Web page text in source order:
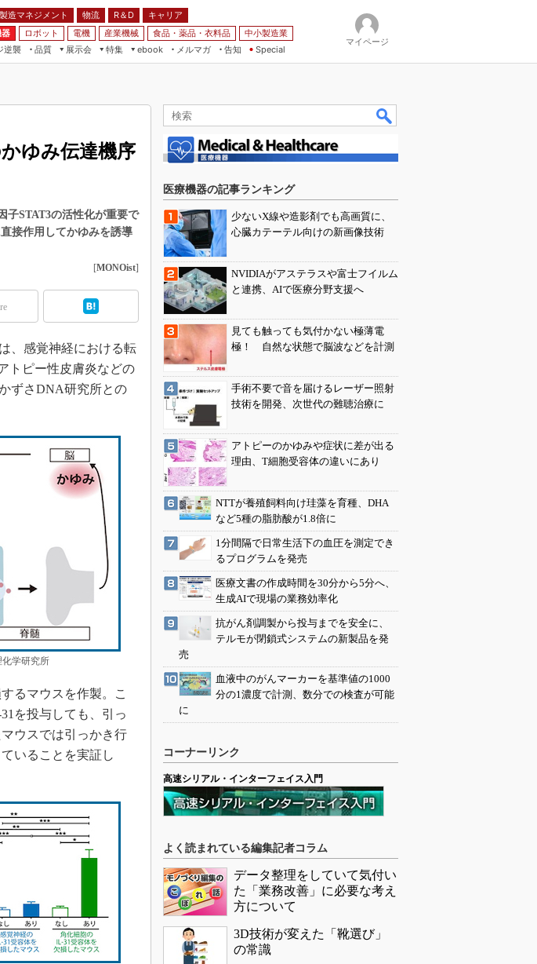
製造マネジメント 物流 R＆D
キャリア
ロボット 電機 産業機械 食品・薬品・衣料品
中小製造業
逆襲 品質
展示会
特集
ビス
術
ング
とCAE
ト
・開発
ィ
対応
ebook
ィ
メルマガ
告知 Special
マイページ
ゆみ伝達機序
子STAT3の活性化が重要で
接作用してかゆみを誘導
[MONOist]
、感覚神経における転
トピー性皮膚炎などの
ずさDNA研究所との
学研究所
るマウスを作製。こ
を投与しても、引っ
ウスでは引っかき行
いることを実証し
医療機器の記事ランキング
少ないX線や造影剤でも高画質に、
心臓カテーテル向けの新画像技術
NVIDIAがアステラスや富士フイルム
と連携、AIで医療分野支援へ
見ても触っても気付かない極薄電
極！ 自然な状態で脳波などを計測
手術不要で音を届けるレーザー照射
技術を開発、次世代の難聴治療に
アトピーのかゆみや症状に差が出る
理由、T細胞受容体の違いにあり
NTTが養殖飼料向け珪藻を育種、DHA
など5種の脂肪酸が1.8倍に
1分間隔で日常生活下の血圧を測定でき
るプログラムを発売
医療文書の作成時間を30分から5分へ、
生成AIで現場の業務効率化
抗がん剤調製から投与までを安全に、
テルモが閉鎖式システムの新製品を発
売
血液中のがんマーカーを基準値の1000
分の1濃度で計測、数分での検査が可能
に
コーナーリンク
高速シリアル・インターフェイス入門
よく読まれている編集記者コラム
データ整理をしていて気付い
た「業務改善」に必要な考え
方について
3D技術が変えた「靴選び」
の常識